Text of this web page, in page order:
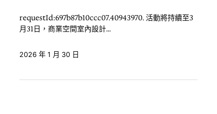
requestId:697b87b10ccc07.40943970. 活動將持續至3
月31日，商業空間室內設計…
2026 年 1 月 30 日